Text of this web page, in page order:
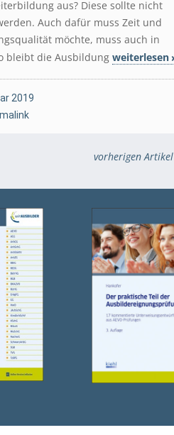
aus? Diese sollte nicht
Auch dafür muss Zeit und
möchte, muss auch in
bleibt die Ausbildung weiterlesen
2019
vorherigen Artikel